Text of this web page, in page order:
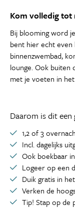
Kom volledig tot
Bij blooming word
bent hier echt even
binnenzwembad,
lounge. Ook buiten
met je voeten in
Daarom is dit een
1,2 of 3
Incl. dagelijks
Ook boekbaar
Logeer op een
Duik gratis in
Verken de
Tip! Stap op de